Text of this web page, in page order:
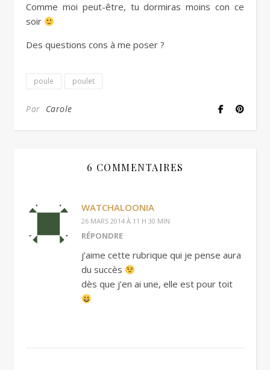
Comme moi peut-être, tu dormiras moins con ce
soir
Des questions cons à me poser ?
poule poulet
Par Carole
6 COMMENTAIRES
WATCHALOONIA
26 MARS 2014 À 11 H 30 MIN
RÉPONDRE
j’aime cette rubrique qui je pense aura
du succès
dès que j’en ai une, elle est pour toit